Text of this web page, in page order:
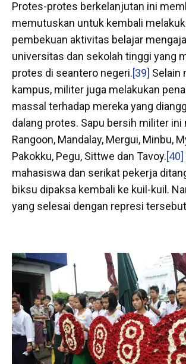
Protes-protes berkelanjutan ini
memutuskan untuk kembali
pembekuan aktivitas belajar
universitas dan sekolah tinggi yang
protes di seantero negeri.[39] Selain
kampus, militer juga melakukan
massal terhadap mereka yang
dalang protes. Sapu bersih militer ini
Rangoon, Mandalay, Mergui, Minbu,
Pakokku, Pegu, Sittwe dan Tavoy.[40]
mahasiswa dan serikat pekerja
biksu dipaksa kembali ke kuil-kuil.
yang selesai dengan represi